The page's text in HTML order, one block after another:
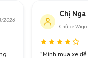
2026
Chị Nga
Chủ xe Wigo
"Mình mua xe để đi